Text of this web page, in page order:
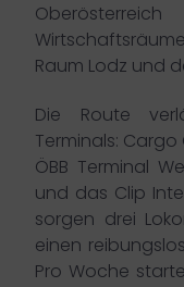
Raum Lodz und
Die Route
Terminals:
ÖBB Terminal
und das Clip
sorgen drei
einen
Pro Woche